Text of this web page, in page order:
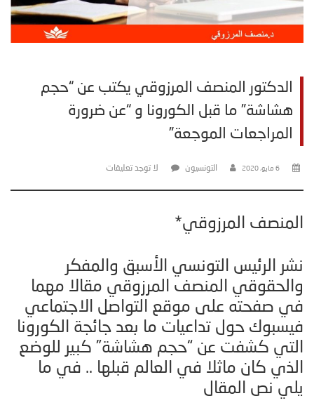
الدكتور المنصف المرزوقي يكتب عن “حجم
هشاشة” ما قبل الكورونا و “عن ضرورة
المراجعات الموجعة”
6 مايو، 2020 التونسيون لا توجد تعليقات
المنصف المرزوقي*
نشر الرئيس التونسي الأسبق والمفكر
والحقوقي المنصف المرزوقي مقالا مهما
في صفحته على موقع التواصل الاجتماعي
فيسبوك حول تداعيات ما بعد جائجة الكورونا
التي كشفت عن “حجم هشاشة” كبير للوضع
الذي كان ماثلا في العالم قبلها .. في ما
يلي نص المقال